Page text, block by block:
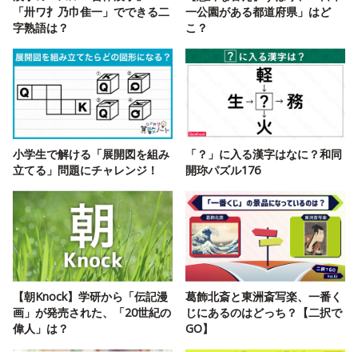
「卅ワ扌乃巾隹一」でできる二
字熟語は？
一公園がある都道府県」はど
こ？
小学生で解ける「展開図を組み
立てる」問題にチャレンジ！
「？」に入る漢字はなに？和同
開珎パズル176
【朝Knock】学研から「伝記漫
画」が発売された、「20世紀の
偉人」は？
葛飾北斎と東洲斎写楽、一番く
じにあるのはどっち？【二択で
GO】